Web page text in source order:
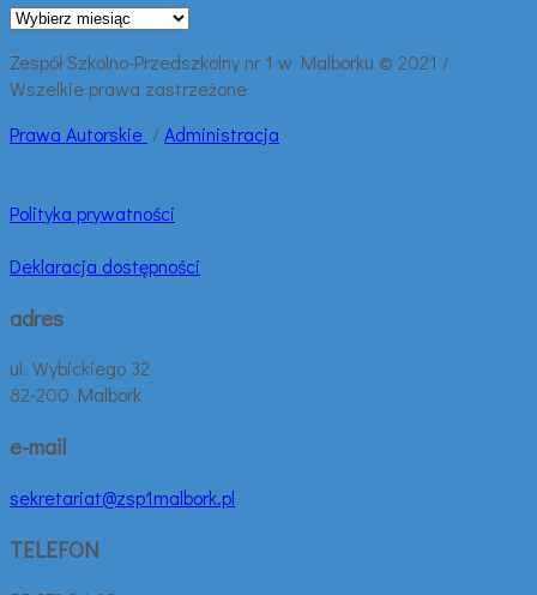
Archiwalne
Zespół Szkolno-Przedszkolny nr 1 w Malborku © 2021 /
Wszelkie prawa zastrzeżone
Prawa Autorskie /Administracja
Polityka prywatności
Deklaracja dostępności
adres
ul. Wybickiego 32
82-200 Malbork
e-mail
sekretariat@zsp1malbork.pl
TELEFON